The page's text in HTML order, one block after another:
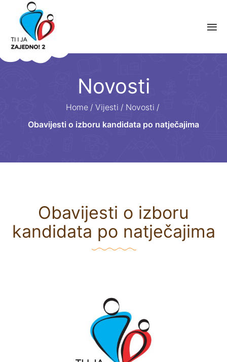
Novosti
Home / Vijesti / Novosti /
Obavijesti o izboru kandidata po natječajima
Obavijesti o izboru
kandidata po natječajima